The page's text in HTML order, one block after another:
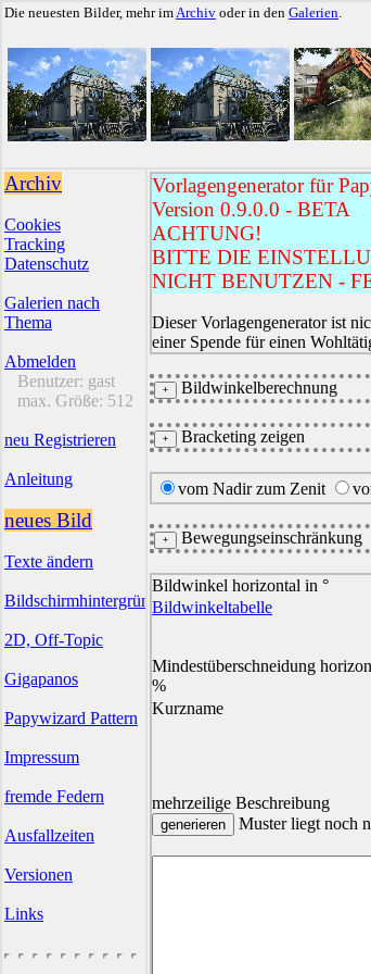
Die neuesten Bilder, mehr imArchiv oder in den Galerien.
Archiv
Cookies
Tracking
Datenschutz
Galerien nach
Thema
Abmelden
Benutzer: gast
max. Größe: 512
neu Registrieren
Anleitung
neues Bild
Texte ändern
Bildschirmhintergründe
2D, Off-Topic
Gigapanos
Papywizard Pattern
Impressum
fremde Federn
Ausfallzeiten
Versionen
Links
Vorlagengenerator für
Version 0.9.0.0 - BETA
ACHTUNG!
BITTE DIE
NICHT BENUTZEN -
Dieser Vorlagengenerator ist
einer Spende für einen
Bildwinkelberechnung
Bracketing zeigen
vom Nadir zum Zenit
Bewegungseinschränkung
Bildwinkel horizontal in °
Bildwinkeltabelle
Mindestüberschneidung
%
Kurzname
mehrzeilige Beschreibung
Muster liegt noch